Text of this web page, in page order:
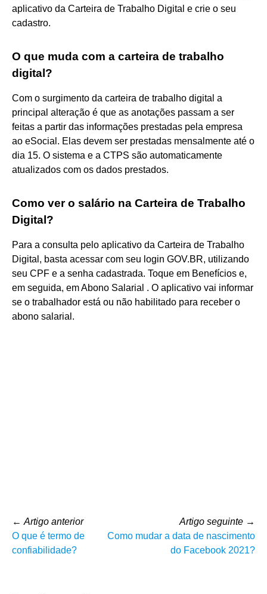
aplicativo da Carteira de Trabalho Digital e crie o seu
cadastro.
O que muda com a carteira de trabalho
digital?
Com o surgimento da carteira de trabalho digital a
principal alteração é que as anotações passam a ser
feitas a partir das informações prestadas pela empresa
ao eSocial. Elas devem ser prestadas mensalmente até o
dia 15. O sistema e a CTPS são automaticamente
atualizados com os dados prestados.
Como ver o salário na Carteira de Trabalho
Digital?
Para a consulta pelo aplicativo da Carteira de Trabalho
Digital, basta acessar com seu login GOV.BR, utilizando
seu CPF e a senha cadastrada. Toque em Benefícios e,
em seguida, em Abono Salarial . O aplicativo vai informar
se o trabalhador está ou não habilitado para receber o
abono salarial.
← Artigo anterior
O que é termo de
confiabilidade?
Artigo seguinte →
Como mudar a data de nascimento
do Facebook 2021?